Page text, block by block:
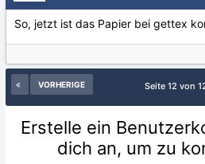
So, jetzt ist das Papier bei gettex
VORHERIGE Seite 12 von
Erstelle ein
dich an, um zu